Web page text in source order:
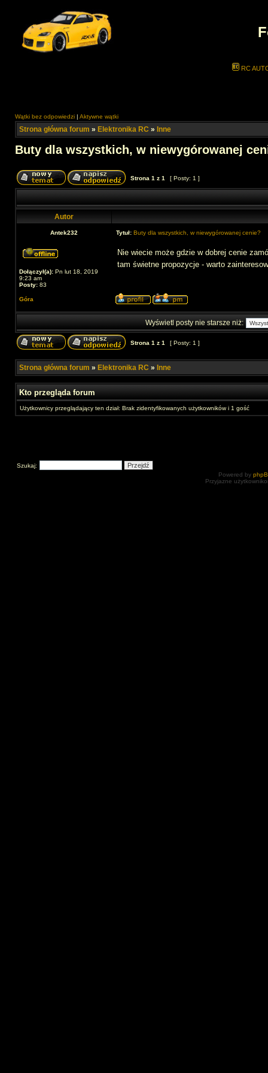
RC
Wątki bez odpowiedzi | Aktywne wątki
Strona główna forum » Elektronika RC » Inne
Buty dla wszystkich, w niewygórowanej
Strona 1 z 1 [ Posty: 1 ]
Autor
Antek232 Tytuł: Buty dla wszystkich, w niewygórowanej cenie?
Dołączył(a): Pn lut 18, 2019
9:23 am
Posty: 83
Nie wiecie może gdzie w dobrej cenie
tam świetne propozycje - warto
Góra
Wyświetl posty nie starsze niż:
Strona 1 z 1 [ Posty: 1 ]
Strona główna forum » Elektronika RC » Inne
Kto przegląda forum
Użytkownicy przeglądający ten dział: Brak zidentyfikowanych użytkowników i 1 gość
Szukaj:
Powered by
Przyjazne